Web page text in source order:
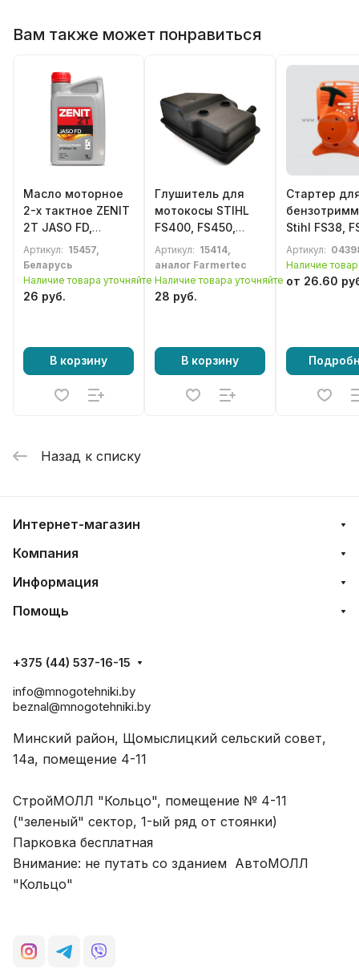
Вам также может понравиться
Масло моторное
2-х тактное ZENIT
2T JASO FD,
полусинтетика 1л
Артикул: 15457,
Беларусь
Наличие товара уточняйте
26 руб.
В корзину
Глушитель для
мотокосы STIHL
FS400, FS450,
FS480 (4128 140
0602)
Артикул: 15414,
аналог Farmertec
Наличие товара уточняйте
28 руб.
В корзину
Стартер
Stihl FS38,
FS55
Артикул:
Наличие
от 26.60
Назад к списку
Интернет-магазин
Компания
Информация
Помощь
+375 (44) 537-16-15
info@mnogotehniki.by
beznal@mnogotehniki.by
Минский район, Щомыслицкий сельский совет,
14а, помещение 4-11
СтройМОЛЛ "Кольцо", помещение № 4-11
("зеленый" сектор, 1-ый ряд от стоянки)
Парковка бесплатная
Внимание: не путать со зданием АвтоМОЛЛ
"Кольцо"